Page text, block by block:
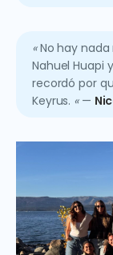
«No hay nada
Nahuel Huapi
recordó por
Keyrus. « —